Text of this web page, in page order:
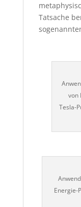
Tatsache
von
Tesla-
Energie-